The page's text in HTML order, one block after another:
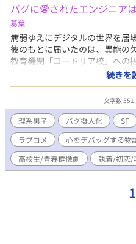
バグに愛されたエンジニア
葛葉
病弱ゆえにデジタルの世界を居
彼のもとに届いたのは、異能の
教育機関「コードリア校」への
して去った「あいつ」を見返す
のは、システムが支配する異常
グスキル」を持つ生徒たち。
手、御条理央と3年ぶりに再会
て完璧な補完関係にあった二人
キル「Logic」の発現により、
ー」として処理する冷徹な秀才
ステムエンジニア）」として、
する過酷な任務を背負わされる
今も消えない恋心。 「これは
シュか」 壊れた世界で、不器
続きを
文字数
理系男子 バグ擬人化 SF
ラブコメ
心をデバッグする物
高校生/青春群像劇
執着/初恋/
1